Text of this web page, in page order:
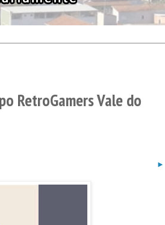
RetroGamers Vale do
►